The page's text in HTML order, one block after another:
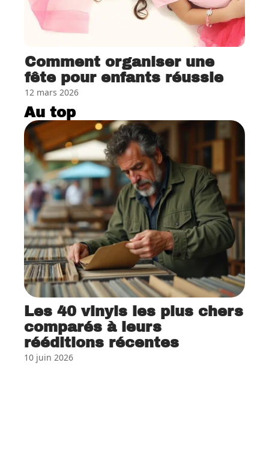
Comment organiser une
fête pour enfants réussie
12 mars 2026
Au top
Les 40 vinyls les plus chers
comparés à leurs
rééditions récentes
10 juin 2026